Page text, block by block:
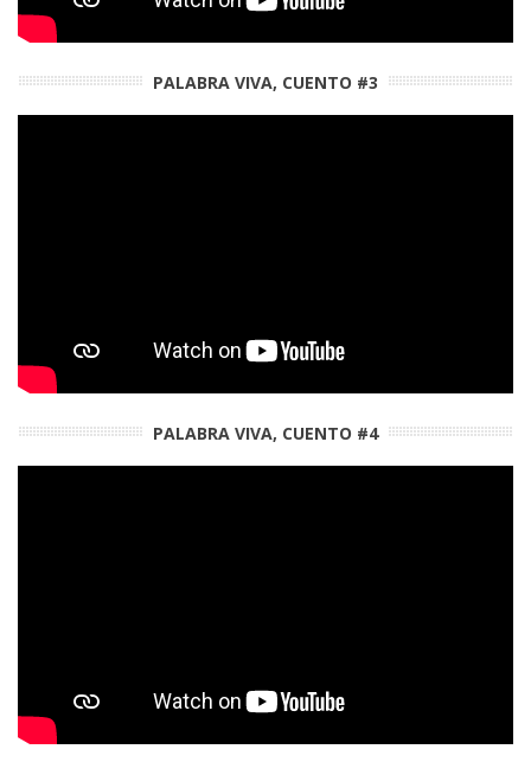
PALABRA VIVA, CUENTO #3
PALABRA VIVA, CUENTO #4